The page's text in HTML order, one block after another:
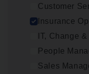
Customer
Insurance
IT, Change
People
Sales
Antwerpen